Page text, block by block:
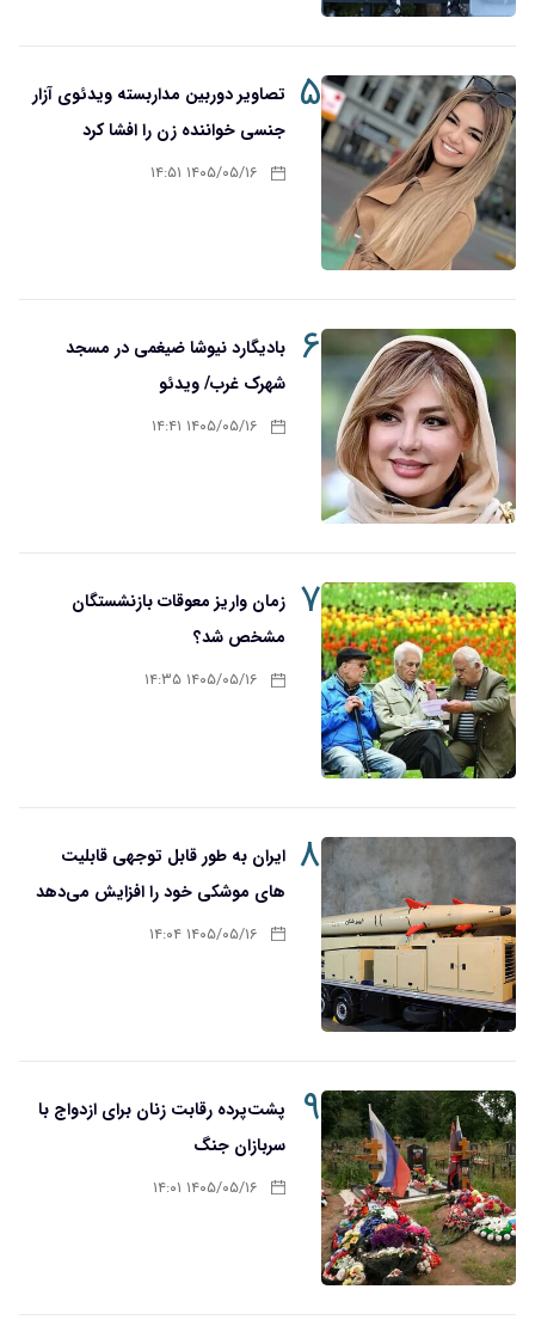
۵
تصاویر دوربین مداربسته ویدئوی آزار
جنسی خواننده زن را افشا کرد
۱۴۰۵/۰۵/۱۶ ۱۴:۵۱
۶
بادیگارد نیوشا ضیغمی در مسجد
شهرک غرب/ ویدئو
۱۴۰۵/۰۵/۱۶ ۱۴:۴۱
۷ زمان واریز معوقات بازنشستگان
مشخص شد؟
۱۴۰۵/۰۵/۱۶ ۱۴:۳۵
۸ ایران به طور قابل توجهی قابلیت
های موشکی خود را افزایش می‌دهد
۱۴۰۵/۰۵/۱۶ ۱۴:۰۴
۹
پشت‌پرده رقابت زنان برای ازدواج با
سربازان جنگ
۱۴۰۵/۰۵/۱۶ ۱۴:۰۱